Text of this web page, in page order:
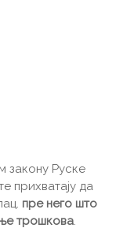
закону Руске
прихватају да
пре него што
трошкова.